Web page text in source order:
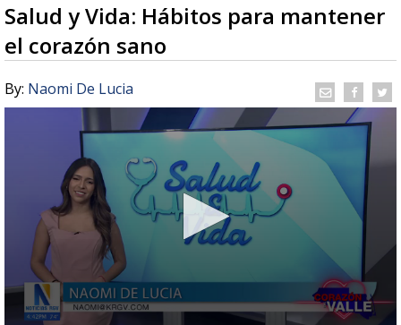
Salud y Vida: Hábitos para mantener
el corazón sano
By: Naomi De Lucia